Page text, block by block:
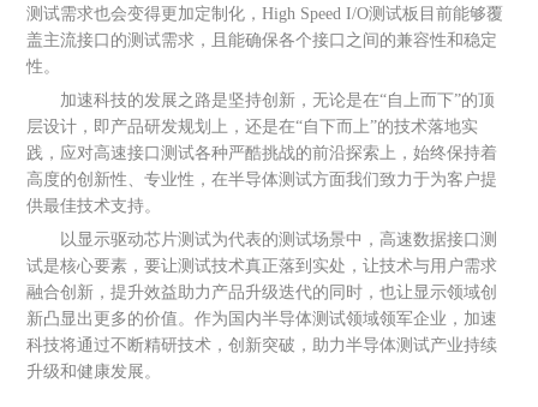
测试需求也会变得更加定制化，High Speed I/O测试板目前能够覆
盖主流接口的测试需求，且能确保各个接口之间的兼容性和稳定
性。
加速科技的发展之路是坚持创新，无论是在“自上而下”的顶
层设计，即产品研发规划上，还是在“自下而上”的技术落地实
践，应对高速接口测试各种严酷挑战的前沿探索上，始终保持着
高度的创新性、专业性，在半导体测试方面我们致力于为客户提
供最佳技术支持。
以显示驱动芯片测试为代表的测试场景中，高速数据接口测
试是核心要素，要让测试技术真正落到实处，让技术与用户需求
融合创新，提升效益助力产品升级迭代的同时，也让显示领域创
新凸显出更多的价值。作为国内半导体测试领域领军企业，加速
科技将通过不断精研技术，创新突破，助力半导体测试产业持续
升级和健康发展。